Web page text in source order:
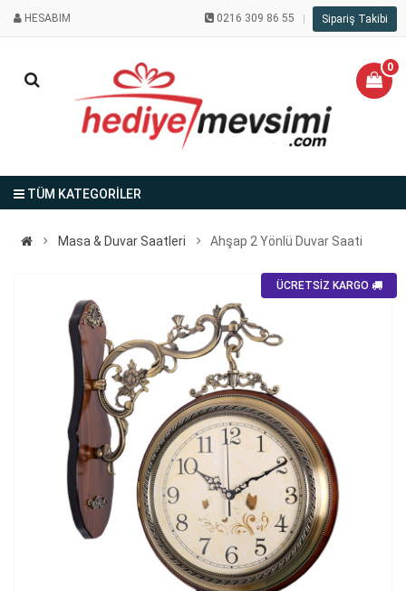
HESABIM 0216 309 86 55 Sipariş Takibi
0
TÜM KATEGORİLER
Masa & Duvar Saatleri Ahşap 2 Yönlü Duvar Saati
ÜCRETSİZ KARGO